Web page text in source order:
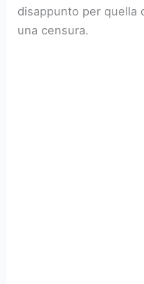
disappunto per quella
una censura.